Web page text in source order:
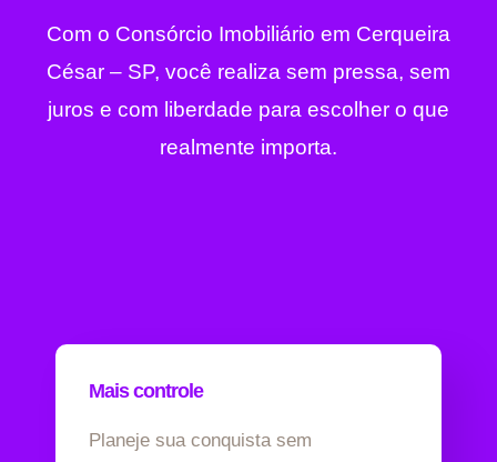
Com o Consórcio Imobiliário em Cerqueira
César – SP, você realiza sem pressa, sem
juros e com liberdade para escolher o que
realmente importa.
Mais controle
Planeje sua conquista sem